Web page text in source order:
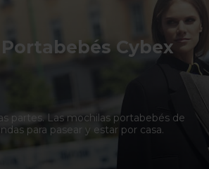
Cybex
partes. Las mochilas portabebés de
para pasear y estar por casa.